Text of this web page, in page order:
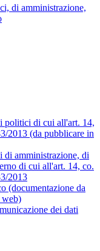
di amministrazione,
politici di cui all'art. 14,
2013 (da pubblicare in
amministrazione, di
di cui all'art. 14, co.
2013
(documentazione da
web)
dei dati